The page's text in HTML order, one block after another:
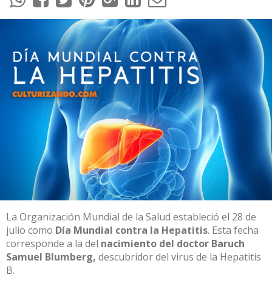
SOCIEDAD
CULTURIZANDO.COM
La Organización Mundial de la Salud estableció el 28 de
julio como Día Mundial contra la Hepatitis. Esta fecha
corresponde a la del nacimiento del doctor Baruch
Samuel Blumberg, descubridor del virus de la Hepatitis
B.